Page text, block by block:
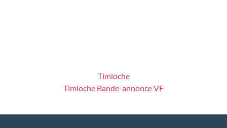
Timioche
Timioche Bande-annonce VF